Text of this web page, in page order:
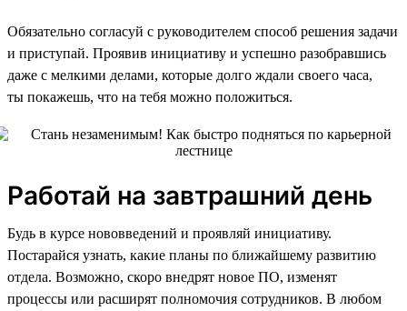
Обязательно согласуй с руководителем способ решения задачи
и приступай. Проявив инициативу и успешно разобравшись
даже с мелкими делами, которые долго ждали своего часа,
ты покажешь, что на тебя можно положиться.
Работай на завтрашний день
Будь в курсе нововведений и проявляй инициативу.
Постарайся узнать, какие планы по ближайшему развитию
отдела. Возможно, скоро внедрят новое ПО, изменят
процессы или расширят полномочия сотрудников. В любом